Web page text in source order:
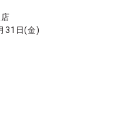
31日(金)